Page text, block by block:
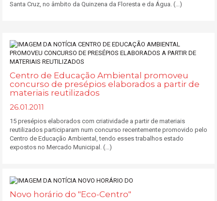
Santa Cruz, no âmbito da Quinzena da Floresta e da Água. (...)
Centro de Educação Ambiental promoveu
concurso de presépios elaborados a partir de
materiais reutilizados
26.01.2011
15 presépios elaborados com criatividade a partir de materiais
reutilizados participaram num concurso recentemente promovido pelo
Centro de Educação Ambiental, tendo esses trabalhos estado
expostos no Mercado Municipal. (...)
Novo horário do "Eco-Centro"